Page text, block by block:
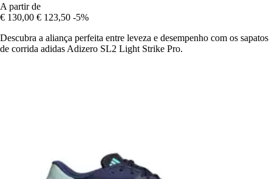
A partir de
€ 130,00 € 123,50 -5%
Descubra a aliança perfeita entre leveza e desempenho com os sapatos
de corrida adidas Adizero SL2 Light Strike Pro.